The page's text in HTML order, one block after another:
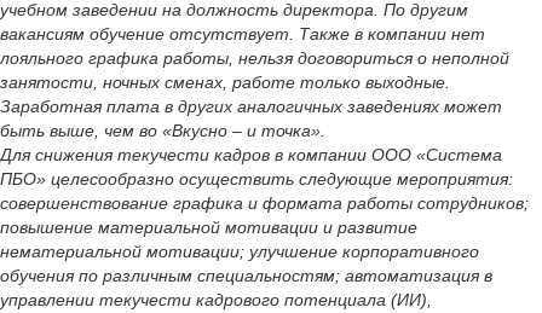
учебном заведении на должность директора. По другим
вакансиям обучение отсутствует. Также в компании нет
лояльного графика работы, нельзя договориться о неполной
занятости, ночных сменах, работе только выходные.
Заработная плата в других аналогичных заведениях может
быть выше, чем во «Вкусно – и точка».
Для снижения текучести кадров в компании ООО «Система
ПБО» целесообразно осуществить следующие мероприятия:
совершенствование графика и формата работы сотрудников;
повышение материальной мотивации и развитие
нематериальной мотивации; улучшение корпоративного
обучения по различным специальностям; автоматизация в
управлении текучести кадрового потенциала (ИИ),